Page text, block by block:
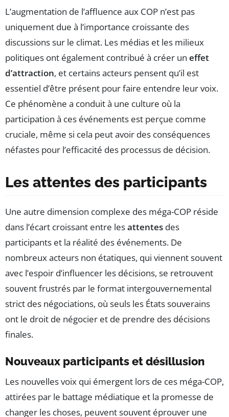
L’augmentation de l’affluence aux COP n’est pas
uniquement due à l’importance croissante des
discussions sur le climat. Les médias et les milieux
politiques ont également contribué à créer un effet
d’attraction, et certains acteurs pensent qu’il est
essentiel d’être présent pour faire entendre leur voix.
Ce phénomène a conduit à une culture où la
participation à ces événements est perçue comme
cruciale, même si cela peut avoir des conséquences
néfastes pour l’efficacité des processus de décision.
Les attentes des participants
Une autre dimension complexe des méga-COP réside
dans l’écart croissant entre lesattentes des
participants et la réalité des événements. De
nombreux acteurs non étatiques, qui viennent souvent
avec l’espoir d’influencer les décisions, se retrouvent
souvent frustrés par le format intergouvernemental
strict des négociations, où seuls les États souverains
ont le droit de négocier et de prendre des décisions
finales.
Nouveaux participants et désillusion
Les nouvelles voix qui émergent lors de ces méga-COP,
attirées par le battage médiatique et la promesse de
changer les choses, peuvent souvent éprouver une